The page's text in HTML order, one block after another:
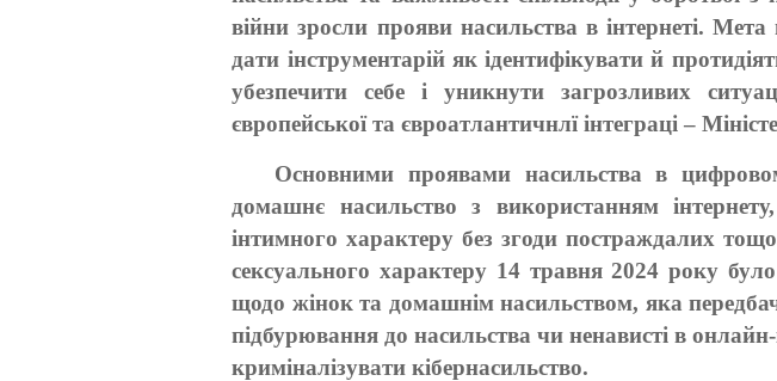
війни зросли прояви насильства в інтернеті.
дати інструментарій як ідентифікувати й
убезпечити себе і уникнути загрозливих
європейської та євроатлантичнлї інтеграці –
Основними проявами насильства в
домашнє насильство з використанням
інтимного характеру без згоди постраждалих
сексуального характеру 14 травня 2024 року
щодо жінок та домашнім насильством, яка
підбурювання до насильства чи ненависті в
криміналізувати кібернасильство.